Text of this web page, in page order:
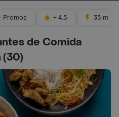
Promos + 4.5 35 mins
de Comida
(30)